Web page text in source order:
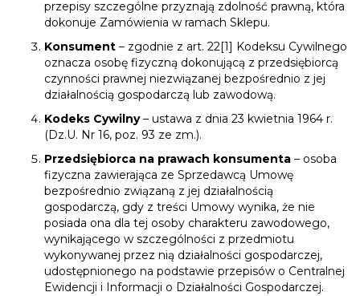
przepisy szczególne przyznają zdolność prawną, która
dokonuje Zamówienia w ramach Sklepu.
Konsument – zgodnie z art. 22[1] Kodeksu Cywilnego
oznacza osobę fizyczną dokonującą z przedsiębiorcą
czynności prawnej niezwiązanej bezpośrednio z jej
działalnością gospodarczą lub zawodową.
Kodeks Cywilny– ustawa z dnia 23 kwietnia 1964 r.
(Dz.U. Nr 16, poz. 93 ze zm.).
Przedsiębiorca na prawach konsumenta – osoba
fizyczna zawierająca ze Sprzedawcą Umowę
bezpośrednio związaną z jej działalnością
gospodarczą, gdy z treści Umowy wynika, że nie
posiada ona dla tej osoby charakteru zawodowego,
wynikającego w szczególności z przedmiotu
wykonywanej przez nią działalności gospodarczej,
udostępnionego na podstawie przepisów o Centralnej
Ewidencji i Informacji o Działalności Gospodarczej.